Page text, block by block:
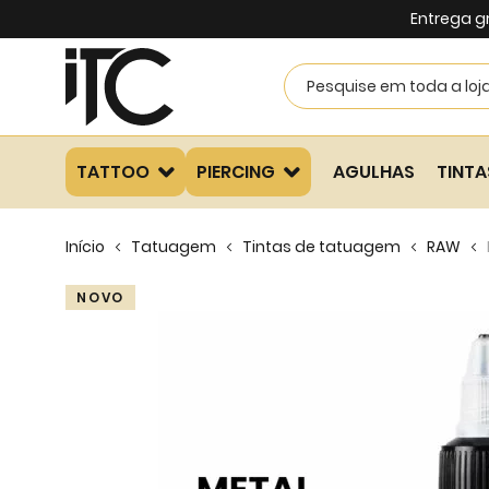
Entrega
TATTOO PIERCING AGULHAS
Início Tatuagem Tintas de tatuagem RAW
Skip
NOVO